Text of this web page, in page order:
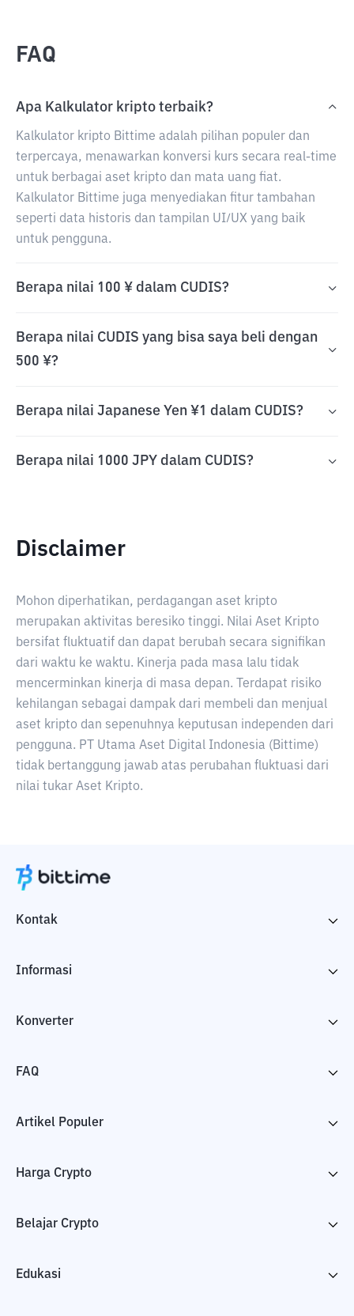
FAQ
Apa Kalkulator kripto terbaik?
Kalkulator kripto Bittime adalah pilihan populer dan
terpercaya, menawarkan konversi kurs secara real-time
untuk berbagai aset kripto dan mata uang fiat.
Kalkulator Bittime juga menyediakan fitur tambahan
seperti data historis dan tampilan UI/UX yang baik
untuk pengguna.
Berapa nilai 100 ¥ dalam CUDIS?
Berapa nilai CUDIS yang bisa saya beli dengan
500 ¥?
Berapa nilai Japanese Yen ¥1 dalam CUDIS?
Berapa nilai 1000 JPY dalam CUDIS?
Disclaimer
Mohon diperhatikan, perdagangan aset kripto
merupakan aktivitas beresiko tinggi. Nilai Aset Kripto
bersifat fluktuatif dan dapat berubah secara signifikan
dari waktu ke waktu. Kinerja pada masa lalu tidak
mencerminkan kinerja di masa depan. Terdapat risiko
kehilangan sebagai dampak dari membeli dan menjual
aset kripto dan sepenuhnya keputusan independen dari
pengguna. PT Utama Aset Digital Indonesia (Bittime)
tidak bertanggung jawab atas perubahan fluktuasi dari
nilai tukar Aset Kripto.
Kontak
Informasi
Konverter
FAQ
Artikel Populer
Harga Crypto
Belajar Crypto
Edukasi